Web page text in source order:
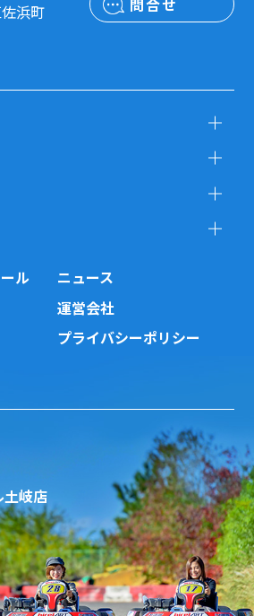
浜町
ル
ニュース
運営会社
プライバシーポリシー
土岐店